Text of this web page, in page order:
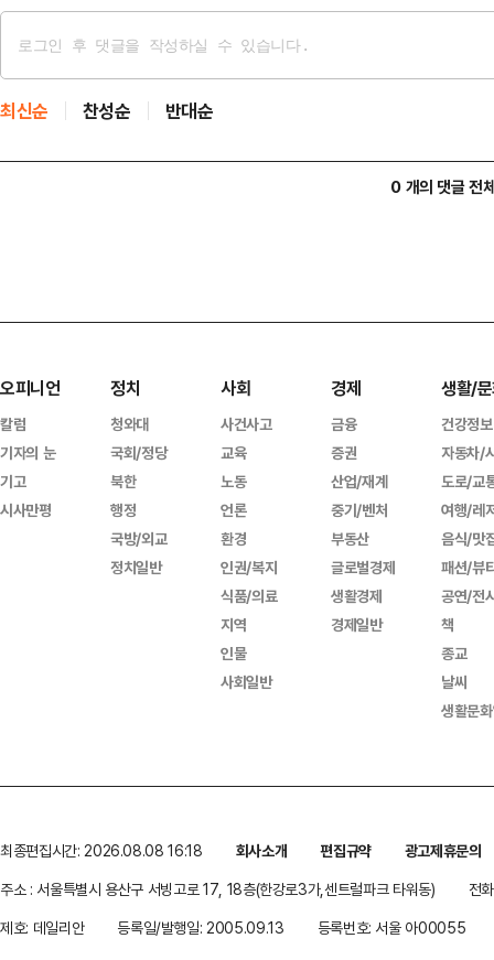
최신순 찬성순 반대순
0 개의 댓글 전
오피니언
칼럼
기자의 눈
기고
시사만평
정치
청와대
국회/정당
북한
행정
국방/외교
정치일반
사회
사건사고
교육
노동
언론
환경
인권/복지
식품/의료
지역
인물
사회일반
경제
금융
증권
산업/재계
중기/벤처
부동산
글로벌경제
생활경제
경제일반
생활/
건강정보
자동차/
도로/교
여행/레
음식/맛
패션/뷰
공연/전
책
종교
날씨
생활문
최종편집시간: 2026.08.08 16:18 회사소개 편집규약
광고제휴문의
주소 : 서울특별시 용산구 서빙고로 17, 18층(한강로3가,센트럴파크 타워동)
전
제호: 데일리안
등록일/발행일: 2005.09.13 등록번호: 서울 아00055